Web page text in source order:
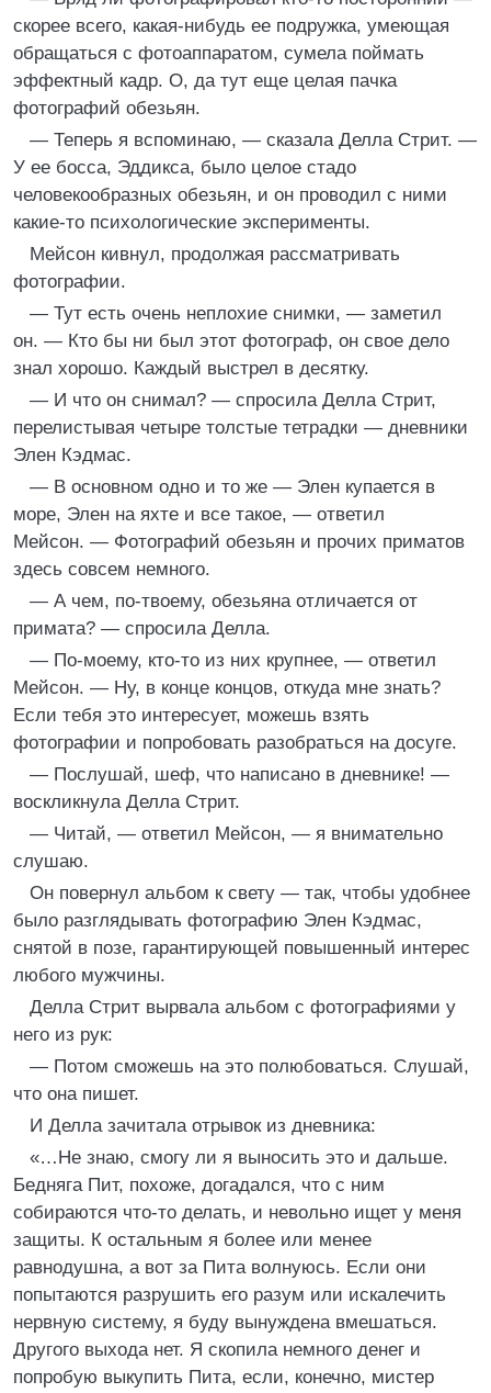
скорее всего, какая-нибудь ее подружка, умеющая
обращаться с фотоаппаратом, сумела поймать
эффектный кадр. О, да тут еще целая пачка
фотографий обезьян.
— Теперь я вспоминаю, — сказала Делла Стрит. —
У ее босса, Эддикса, было целое стадо
человекообразных обезьян, и он проводил с ними
какие-то психологические эксперименты.
Мейсон кивнул, продолжая рассматривать
фотографии.
— Тут есть очень неплохие снимки, — заметил
он. — Кто бы ни был этот фотограф, он свое дело
знал хорошо. Каждый выстрел в десятку.
— И что он снимал? — спросила Делла Стрит,
перелистывая четыре толстые тетрадки — дневники
Элен Кэдмас.
— В основном одно и то же — Элен купается в
море, Элен на яхте и все такое, — ответил
Мейсон. — Фотографий обезьян и прочих приматов
здесь совсем немного.
— А чем, по-твоему, обезьяна отличается от
примата? — спросила Делла.
— По-моему, кто-то из них крупнее, — ответил
Мейсон. — Ну, в конце концов, откуда мне знать?
Если тебя это интересует, можешь взять
фотографии и попробовать разобраться на досуге.
— Послушай, шеф, что написано в дневнике! —
воскликнула Делла Стрит.
— Читай, — ответил Мейсон, — я внимательно
слушаю.
Он повернул альбом к свету — так, чтобы удобнее
было разглядывать фотографию Элен Кэдмас,
снятой в позе, гарантирующей повышенный интерес
любого мужчины.
Делла Стрит вырвала альбом с фотографиями у
него из рук:
— Потом сможешь на это полюбоваться. Слушай,
что она пишет.
И Делла зачитала отрывок из дневника:
«…Не знаю, смогу ли я выносить это и дальше.
Бедняга Пит, похоже, догадался, что с ним
собираются что-то делать, и невольно ищет у меня
защиты. К остальным я более или менее
равнодушна, а вот за Пита волнуюсь. Если они
попытаются разрушить его разум или искалечить
нервную систему, я буду вынуждена вмешаться.
Другого выхода нет. Я скопила немного денег и
попробую выкупить Пита, если, конечно, мистер